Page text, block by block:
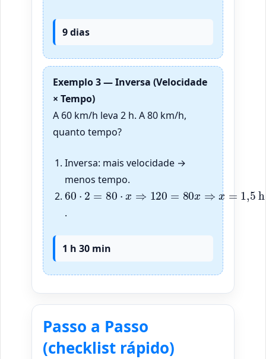
9 dias
Exemplo 3 — Inversa (Velocidade
× Tempo)
A 60 km/h leva 2 h. A 80 km/h,
quanto tempo?
Inversa: mais velocidade →
menos tempo.
60⋅2=80⋅x⇒120 h
.
1 h 30 min
Passo a Passo
(checklist rápido)